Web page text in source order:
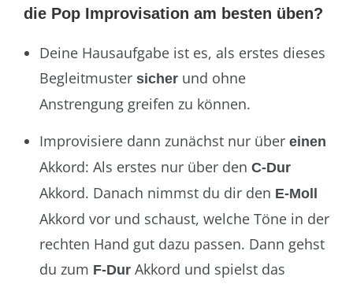
die Pop Improvisation am besten üben?
Deine Hausaufgabe ist es, als erstes dieses
Begleitmuster sicher und ohne
Anstrengung greifen zu können.
Improvisiere dann zunächst nur über einen
Akkord: Als erstes nur über den C-Dur
Akkord. Danach nimmst du dir den E-Moll
Akkord vor und schaust, welche Töne in der
rechten Hand gut dazu passen. Dann gehst
du zum F-Dur Akkord und spielst das